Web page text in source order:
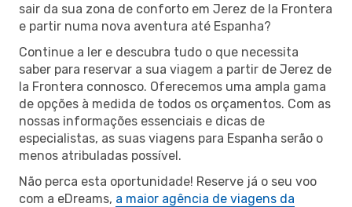
sair da sua zona de conforto em Jerez de la Frontera
e partir numa nova aventura até Espanha?
Continue a ler e descubra tudo o que necessita
saber para reservar a sua viagem a partir de Jerez de
la Frontera connosco. Oferecemos uma ampla gama
de opções à medida de todos os orçamentos. Com as
nossas informações essenciais e dicas de
especialistas, as suas viagens para Espanha serão o
menos atribuladas possível.
Não perca esta oportunidade! Reserve já o seu voo
com a eDreams, a maior agência de viagens da